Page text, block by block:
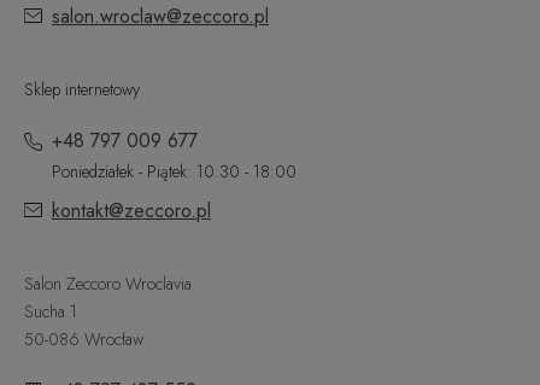
salon.wroclaw@zeccoro.pl
Sklep internetowy
+48 797 009 677
Poniedziałek - Piątek: 10:30 - 18:00
kontakt@zeccoro.pl
Salon Zeccoro Wroclavia
Sucha 1
50-086 Wrocław